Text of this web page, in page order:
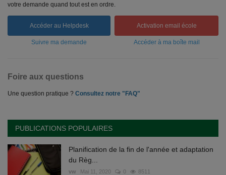
votre demande quand tout est en ordre.
Accéder au Helpdesk Activation email école
Suivre ma demande Accéder à ma boîte mail
Foire aux questions
Une question pratique ? Consultez notre "FAQ"
PUBLICATIONS POPULAIRES
Planification de la fin de l'année et adaptation
du Règ...
vw Mai 11, 2020 0 8511